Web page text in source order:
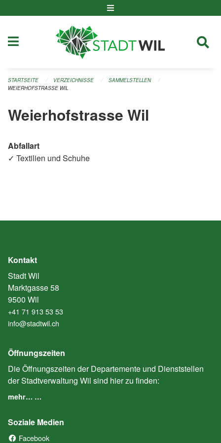
STARTSEITE VERZEICHNISSE
SAMMELSTELLEN
WEIERHOFSTRASSE WIL
Weierhofstrasse Wil
Abfallart
✓ Textilien und Schuhe
Kontakt
Stadt Wil
Marktgasse 58
9500 Wil
+41 71 913 53 53
info@stadtwil.ch
Öffnungszeiten
Die Öffnungszeiten der Departemente und Dienststellen
der Stadtverwaltung Wil sind hier zu finden:
mehr… …
Soziale Medien
Facebook